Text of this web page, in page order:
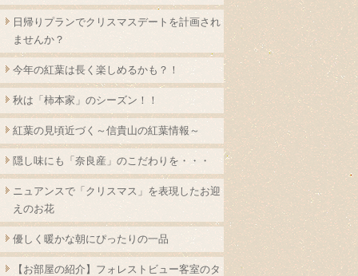
日帰りプランでクリスマスデートを計画され
ませんか？
今年の紅葉は長く楽しめるかも？！
秋は「柿本家」のシーズン！！
紅葉の見頃近づく～信貴山の紅葉情報～
隠し味にも「奈良産」のこだわりを・・・
ニュアンスで「クリスマス」を表現したお迎
えのお花
優しく暖かな朝にぴったりの一品
【お部屋の紹介】フォレストビュー客室のタ